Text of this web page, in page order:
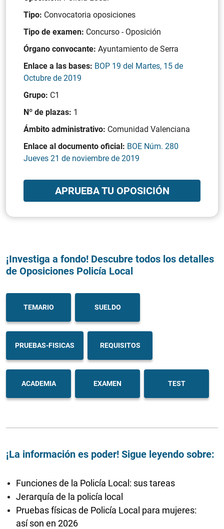
Tipo: Convocatoria oposiciones
Tipo de examen: Concurso - Oposición
Órgano convocante: Ayuntamiento de Serra
Enlace a las bases: BOP 19 del Martes, 15 de
Octubre de 2019
Grupo: C1
Nº de plazas: 1
Ámbito administrativo: Comunidad Valenciana
Enlace al documento oficial: BOE Núm. 280
Jueves 21 de noviembre de 2019
APRUEBA TU OPOSICIÓN
¡Investiga a fondo! Descubre todos los detalles
de Oposiciones Policía Local
TEMARIO SUELDO
PRUEBAS-FISICAS REQUISITOS
ACADEMIA EXAMEN TEST
¡La información es poder! Sigue leyendo sobre:
Funciones de la Policía Local: sus tareas
Jerarquía de la policía local
Pruebas físicas de Policía Local para mujeres:
así son en 2026